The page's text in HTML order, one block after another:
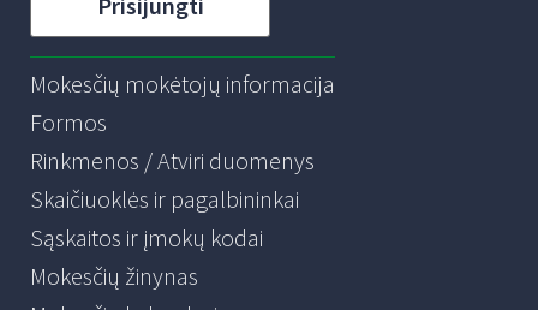
Prisijungti
Mokesčių mokėtojų informacija
Formos
Rinkmenos / Atviri duomenys
Skaičiuoklės ir pagalbininkai
Sąskaitos ir įmokų kodai
Mokesčių žinynas